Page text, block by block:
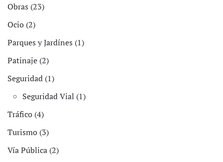
Obras (23)
Ocio (2)
Parques y Jardínes (1)
Patinaje (2)
Seguridad (1)
Seguridad Vial (1)
Tráfico (4)
Turismo (3)
Vía Pública (2)